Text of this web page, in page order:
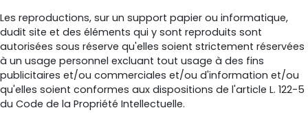
Les reproductions, sur un support papier ou informatique,
dudit site et des éléments qui y sont reproduits sont
autorisées sous réserve qu'elles soient strictement réservées
à un usage personnel excluant tout usage à des fins
publicitaires et/ou commerciales et/ou d'information et/ou
qu'elles soient conformes aux dispositions de l'article L. 122-5
du Code de la Propriété Intellectuelle.